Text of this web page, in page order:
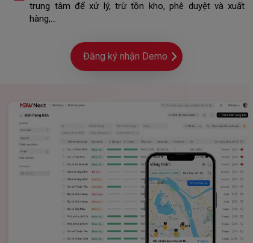
trung tâm để xử lý, trừ tồn kho, phê duyệt và xuất
hàng,...
Đăng ký nhận Demo